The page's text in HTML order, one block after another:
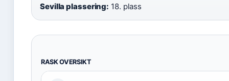
Sevilla plassering: 18. plass
RASK OVERSIKT